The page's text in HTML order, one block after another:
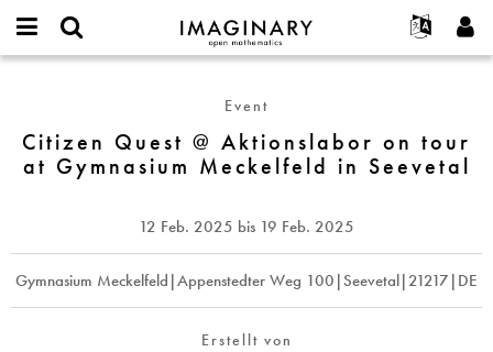
IMAGINARY
open
Français
Deutsch
한국어
Türkçe
Programme
Galerien
Hands-on
Texte
Ausstellungen
Projekte
Mitmachen
Kontakt
username
Neues Passwort anfordern
@
Aktionslabor
Gymnasium
Meckelfeld
in
Event
Citizen Quest @ Aktionslabor on tour
at Gymnasium Meckelfeld in Seevetal
12 Feb. 2025 bis 19 Feb. 2025
Gymnasium Meckelfeld|Appenstedter Weg 100|Seevetal|21217|DE
Erstellt von